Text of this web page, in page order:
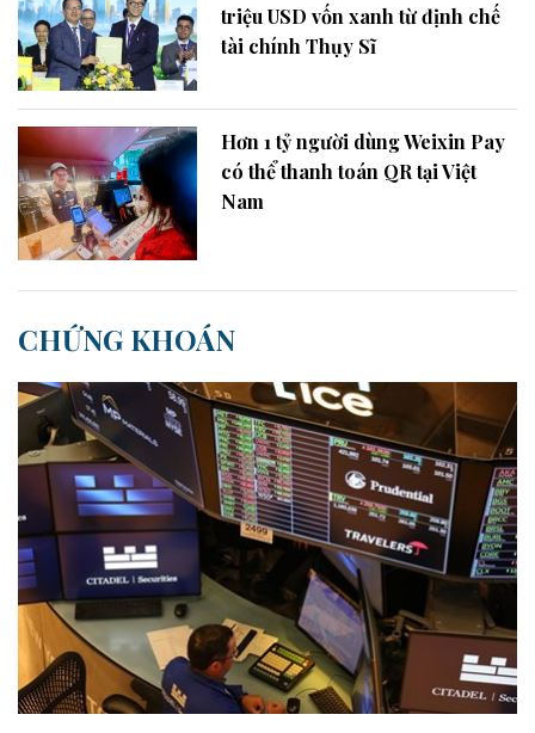
triệu USD vốn xanh từ định chế
tài chính Thụy Sĩ
Hơn 1 tỷ người dùng Weixin Pay
có thể thanh toán QR tại Việt
Nam
CHỨNG KHOÁN